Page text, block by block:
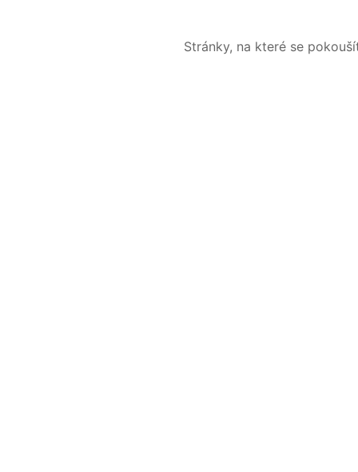
Stránky, na které se